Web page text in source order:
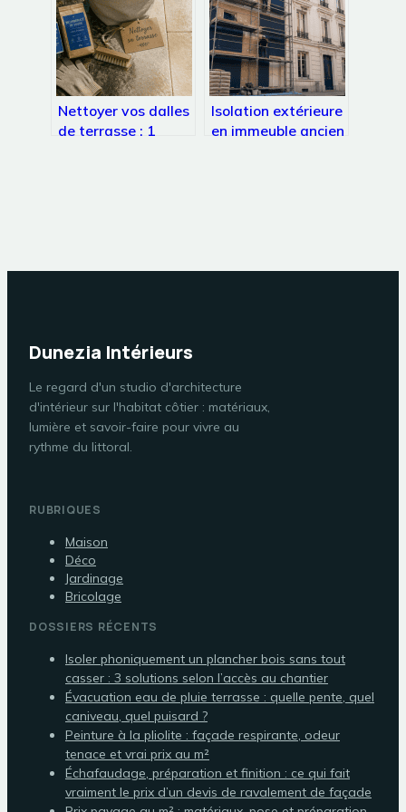
Nettoyer vos dalles
de terrasse : 1
Isolation extérieure
en immeuble ancien
Dunezia Intérieurs
Le regard d'un studio d'architecture
d'intérieur sur l'habitat côtier : matériaux,
lumière et savoir-faire pour vivre au
rythme du littoral.
RUBRIQUES
Maison
Déco
Jardinage
Bricolage
DOSSIERS RÉCENTS
Isoler phoniquement un plancher bois sans tout
casser : 3 solutions selon l’accès au chantier
Évacuation eau de pluie terrasse : quelle pente, quel
caniveau, quel puisard ?
Peinture à la pliolite : façade respirante, odeur
tenace et vrai prix au m²
Échafaudage, préparation et finition : ce qui fait
vraiment le prix d’un devis de ravalement de façade